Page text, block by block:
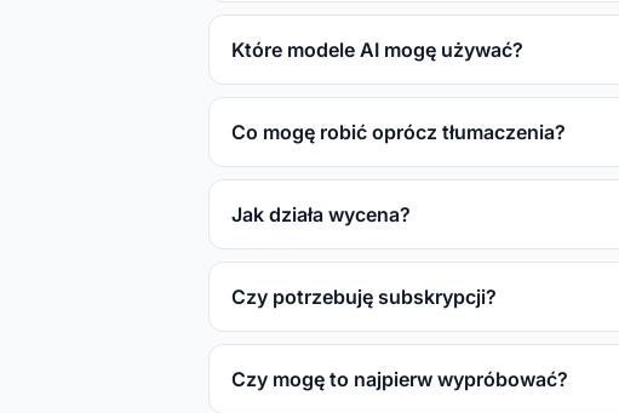
Które modele AI mogę używać?
Co mogę robić oprócz tłumaczenia?
Jak działa wycena?
Czy potrzebuję subskrypcji?
Czy mogę to najpierw wypróbować?